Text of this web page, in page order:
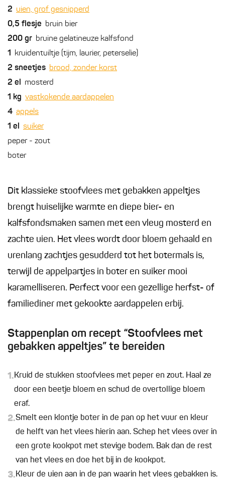
2 uien, grof gesnipperd
0,5 flesje bruin bier
200 gr bruine gelatineuze kalfsfond
1 kruidentuiltje (tijm, laurier, peterselie)
2 sneetjes brood, zonder korst
2 el mosterd
1 kg vastkokende aardappelen
4 appels
1 el suiker
peper - zout
boter
Dit klassieke stoofvlees met gebakken appeltjes
brengt huiselijke warmte en diepe bier- en
kalfsfondsmaken samen met een vleug mosterd en
zachte uien. Het vlees wordt door bloem gehaald en
urenlang zachtjes gesudderd tot het botermals is,
terwijl de appelpartjes in boter en suiker mooi
karamelliseren. Perfect voor een gezellige herfst- of
familiediner met gekookte aardappelen erbij.
Stappenplan om recept “Stoofvlees met
gebakken appeltjes” te bereiden
1.Kruid de stukken stoofvlees met peper en zout. Haal ze
door een beetje bloem en schud de overtollige bloem
eraf.
2.Smelt een klontje boter in de pan op het vuur en kleur
de helft van het vlees hierin aan. Schep het vlees over in
een grote kookpot met stevige bodem. Bak dan de rest
van het vlees en doe het bij in de kookpot.
3.Kleur de uien aan in de pan waarin het vlees gebakken is.